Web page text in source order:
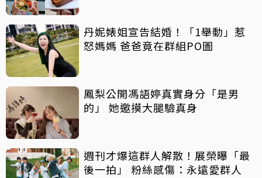
丹妮婊姐宣告結婚！「1舉動」惹
怒媽媽 爸爸竟在群組PO圖
鳳梨公開馮語婷真實身分「是男
的」 她邀摸大腿驗真身
週刊才爆這群人解散！展榮曝「最
後一拍」 粉絲感傷：永遠愛群人